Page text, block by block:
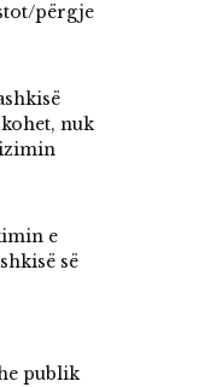
përgjegjësitë
nuk
e
së
publik